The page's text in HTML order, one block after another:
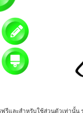
รีและสำหรับใช้ส่วนตัวเท่านั้